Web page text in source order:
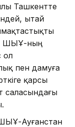
Ташкентте
Қытай
ШЫҰ-ның
ол
пен дамуға
қарсы
саласындағы
Ауғанстан